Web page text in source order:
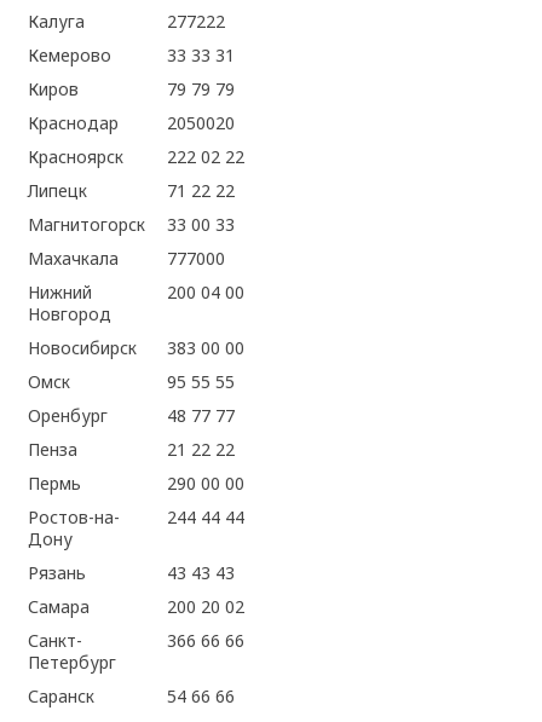
Калуга
277222
Кемерово
33 33 31
Киров
79 79 79
Краснодар
2050020
Красноярск
222 02 22
Липецк
71 22 22
Магнитогорск
33 00 33
Махачкала
777000
Нижний
Новгород
200 04 00
Новосибирск
383 00 00
Омск
95 55 55
Оренбург
48 77 77
Пенза
21 22 22
Пермь
290 00 00
Ростов-на-
Дону
244 44 44
Рязань
43 43 43
Самара
200 20 02
Санкт-
Петербург
366 66 66
Саранск
54 66 66